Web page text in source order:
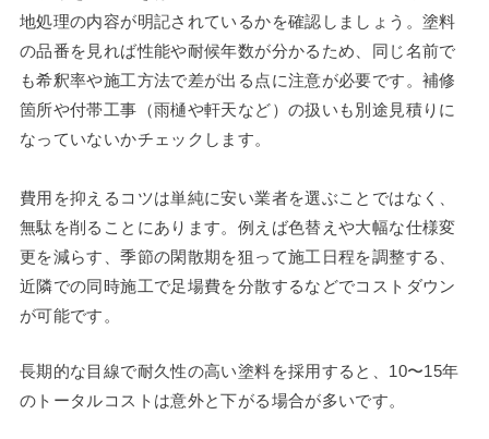
地処理の内容が明記されているかを確認しましょう。塗料
の品番を見れば性能や耐候年数が分かるため、同じ名前で
も希釈率や施工方法で差が出る点に注意が必要です。補修
箇所や付帯工事（雨樋や軒天など）の扱いも別途見積りに
なっていないかチェックします。
費用を抑えるコツは単純に安い業者を選ぶことではなく、
無駄を削ることにあります。例えば色替えや大幅な仕様変
更を減らす、季節の閑散期を狙って施工日程を調整する、
近隣での同時施工で足場費を分散するなどでコストダウン
が可能です。
長期的な目線で耐久性の高い塗料を採用すると、10〜15年
のトータルコストは意外と下がる場合が多いです。